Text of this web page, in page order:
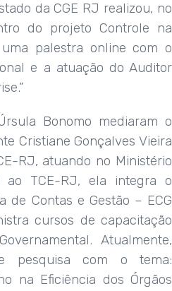
da CGE RJ realizou, no
do projeto Controle na
palestra online com o
e a atuação do Auditor
Bonomo mediaram o
Cristiane Gonçalves Vieira
RJ, atuando no Ministério
ao TCE-RJ, ela integra o
de Contas e Gestão – ECG
cursos de capacitação
Atualmente,
pesquisa com o tema:
na Eficiência dos Órgãos